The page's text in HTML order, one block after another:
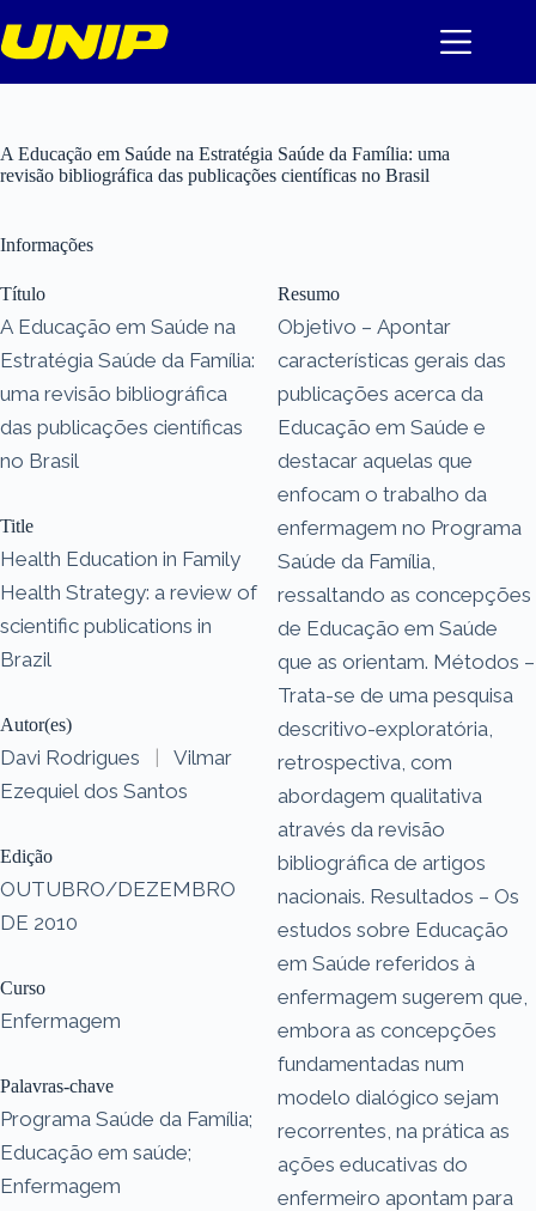
para
o
A Educação em Saúde na Estratégia Saúde da Família: uma
revisão bibliográfica das publicações científicas no Brasil
Informações
Título
A Educação em Saúde na
Estratégia Saúde da Família:
uma revisão bibliográfica
das publicações científicas
no Brasil
Title
Health Education in Family
Health Strategy: a review of
scientific publications in
Brazil
Autor(es)
Davi Rodrigues |
Vilmar
Ezequiel dos Santos
Edição
OUTUBRO/DEZEMBRO
DE 2010
Curso
Enfermagem
Palavras-chave
Programa Saúde da Família;
Educação em saúde;
Enfermagem
Resumo
Objetivo – Apontar
características gerais das
publicações acerca da
Educação em Saúde e
destacar aquelas que
enfocam o trabalho da
enfermagem no Programa
Saúde da Família,
ressaltando as concepções
de Educação em Saúde
que as orientam. Métodos –
Trata-se de uma pesquisa
descritivo-exploratória,
retrospectiva, com
abordagem qualitativa
através da revisão
bibliográfica de artigos
nacionais. Resultados – Os
estudos sobre Educação
em Saúde referidos à
enfermagem sugerem que,
embora as concepções
fundamentadas num
modelo dialógico sejam
recorrentes, na prática as
ações educativas do
enfermeiro apontam para